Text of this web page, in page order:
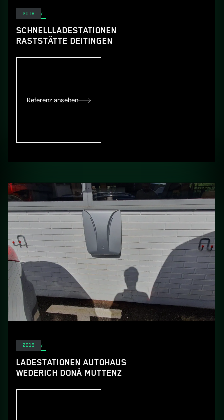
E-Mobility
SCHNELLLADESTATIONEN
RASTSTÄTTE DEITINGEN
Referenz ansehen
2019
E-Mobility
LADESTATIONEN AUTOHAUS
WEDERICH DONÀ MUTTENZ
2019